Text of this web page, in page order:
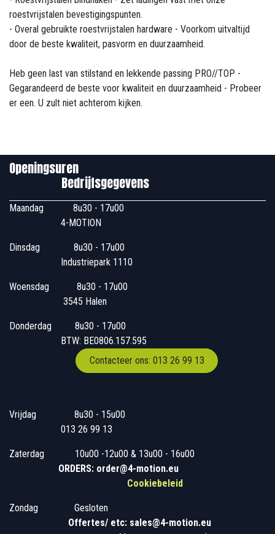
roestvrijstalen bevestigingspunten.
- Overal gebruikte roestvrijstalen hardware - Voorkom uitvaltijd
door de beste kwaliteit, pasvorm en duurzaamheid.
Heb geen last van stilstand en lekkende passing PRO//TOP -
Gegarandeerd de beste voor kwaliteit en duurzaamheid - Probeer
er een. U zult niet achterom kijken.
Openingsuren
Bedrijfsgegevens
Maandag
​8u30 - 17u00
4-MOTION
Dinsdag
​8u30 - 17u00
Industriepark 1110
Woensdag
​​​ 8u30 - 17u00
3545 Halen
Donderdag
​​8u30 - 17u00
BTW: BE0806.157.595
Contacteer ons: 013 26 99 13
Vrijdag
​8u30 - 15u00
013 26 99 13
Zaterdag
​10u00 -12u00 & 13u00 - 16u00
ORDERS: order@4-motion.eu
Cookiebeleid
Zondag
​​Gesloten
Offertes/ etc: sales@4-motion.eu